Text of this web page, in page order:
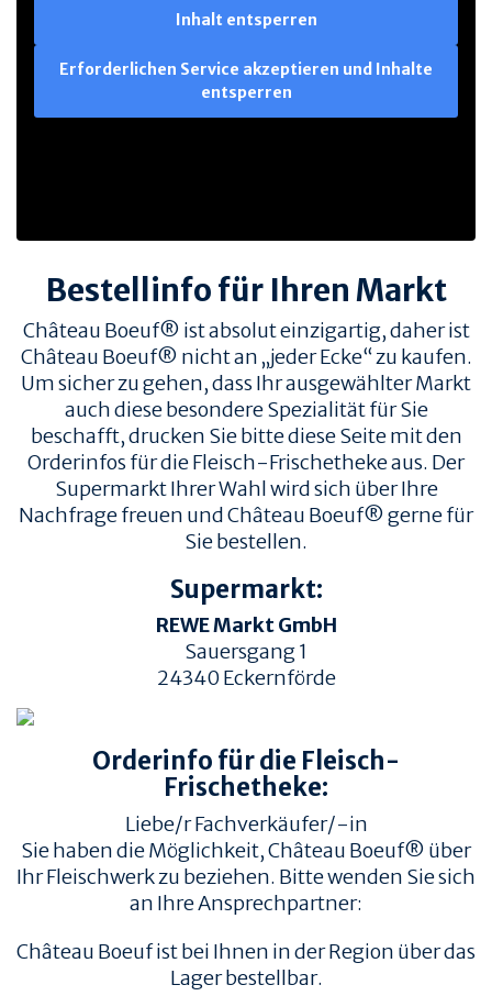
Inhalt entsperren
Erforderlichen Service akzeptieren und Inhalte
entsperren
Bestellinfo für Ihren Markt
Château Boeuf® ist absolut einzigartig, daher ist
Château Boeuf® nicht an „jeder Ecke“ zu kaufen.
Um sicher zu gehen, dass Ihr ausgewählter Markt
auch diese besondere Spezialität für Sie
beschafft, drucken Sie bitte diese Seite mit den
Orderinfos für die Fleisch-Frischetheke aus. Der
Supermarkt Ihrer Wahl wird sich über Ihre
Nachfrage freuen und Château Boeuf® gerne für
Sie bestellen.
Supermarkt:
REWE Markt GmbH
Sauersgang 1
24340Eckernförde
Orderinfo für die Fleisch-
Frischetheke:
Liebe/r Fachverkäufer/-in
Sie haben die Möglichkeit, Château Boeuf® über
Ihr Fleischwerk zu beziehen. Bitte wenden Sie sich
an Ihre Ansprechpartner:
Château Boeuf ist bei Ihnen in der Region über das
Lager bestellbar.
TIERWOHL &
HERKUNFT & HALTUNG
RINDERRASSEN
ZERTIFIZIERUNGEN
QUALITÄT &
RÜCKVERFOLGBARKEIT
ZUSCHNITTE
REZEPTE
REZEPTE
EMPFOHLENE SEITEN
INFORMATION